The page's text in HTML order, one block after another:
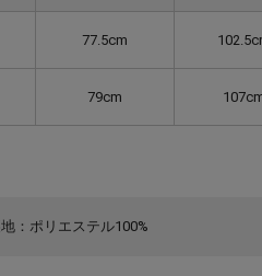
77.5cm
79cm
：ポリエステル100%